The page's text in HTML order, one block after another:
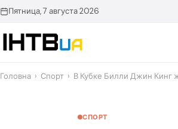
Пятница, 7 августа 2026
Головна › Спорт › В Кубке Билли Джин Кинг
СПОРТ